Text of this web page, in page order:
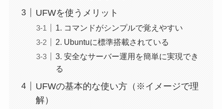
UFWを使うメリット
1. コマンドがシンプルで覚えやすい
2. Ubuntuに標準搭載されている
3. 安全なサーバー運用を簡単に実現でき
る
UFWの基本的な使い方（※イメージで理
解）